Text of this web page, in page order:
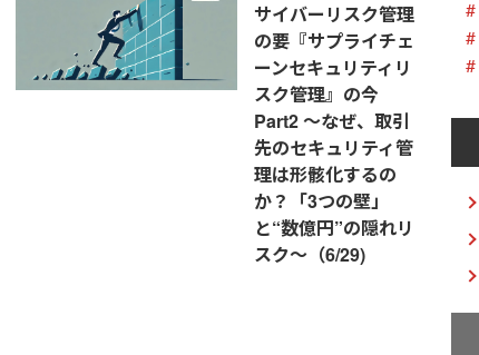
サイバーリスク管理
の要『サプライチェ
ーンセキュリティリ
スク管理』の今
Part2 ～なぜ、取引
先のセキュリティ管
理は形骸化するの
か？「3つの壁」
と“数億円”の隠れリ
スク～（6/29)